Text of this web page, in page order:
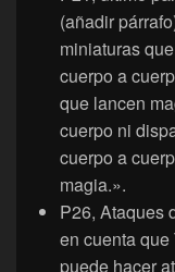
(añadir
miniaturas
cuerpo a
que lancen
cuerpo ni
cuerpo a
magia.».
P26, Ataques
en cuenta
puede hacer